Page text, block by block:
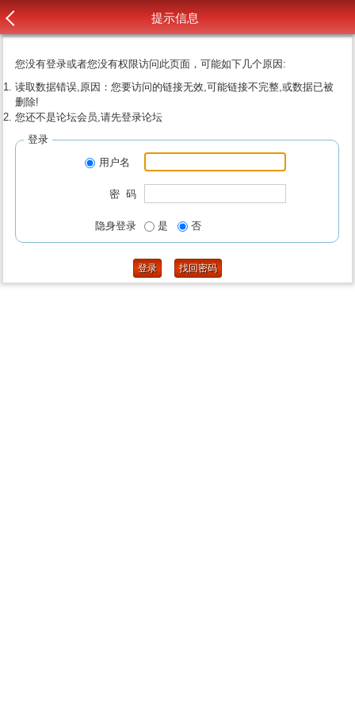
提示信息
您没有登录或者您没有权限访问此页面，可能如下几个原因:
读取数据错误,原因：您要访问的链接无效,可能链接不完整,或数据已被
删除!
您还不是论坛会员,请先登录论坛
登录
用户名
密 码
隐身登录 是 否